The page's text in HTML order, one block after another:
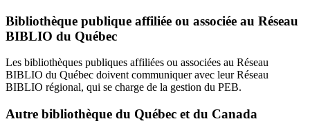
Bibliothèque publique affiliée ou associée au Réseau
BIBLIO du Québec
Les bibliothèques publiques affiliées ou associées au Réseau
BIBLIO du Québec doivent communiquer avec leur Réseau
BIBLIO régional, qui se charge de la gestion du PEB.
Autre bibliothèque du Québec et du Canada